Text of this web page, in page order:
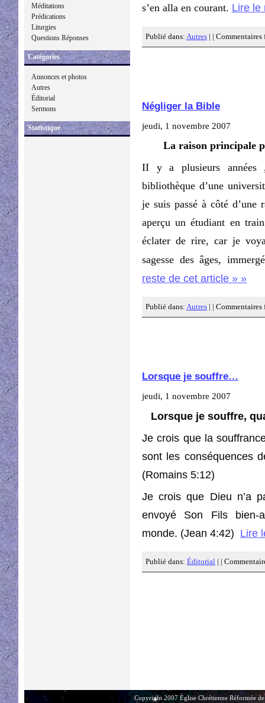
Méditations
Prédications
Liturgies
Questions Réponses
Catégories
Annonces et photos
Autres
Éditorial
Sermons
Statistique
s’en alla en courant. Lire le
Publié dans: Autres | | Commentaires
Négliger la Bible
jeudi, 1 novembre 2007
La raison principale
II y a plusieurs
bibliothèque d’une
je suis passé à côté d’une
aperçu un étudiant en
éclater de rire, car je
sagesse des âges,
reste de cet article » »
Publié dans: Autres | | Commentaires
Lorsque je souffre…
jeudi, 1 novembre 2007
Lorsque je souffre,
Je crois que la
sont les conséquences
(Romains 5:12)
Je crois que Dieu n’a
envoyé Son Fils bien-
monde. (Jean 4:42) Lire
Publié dans: Éditorial | |
Copyright 2007 Église Chrétienne Réformée